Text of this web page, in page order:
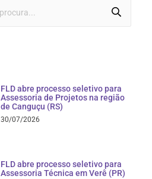
FLD abre processo seletivo para
Assessoria de Projetos na região
de Canguçu (RS)
30/07/2026
FLD abre processo seletivo para
Assessoria Técnica em Verê (PR)